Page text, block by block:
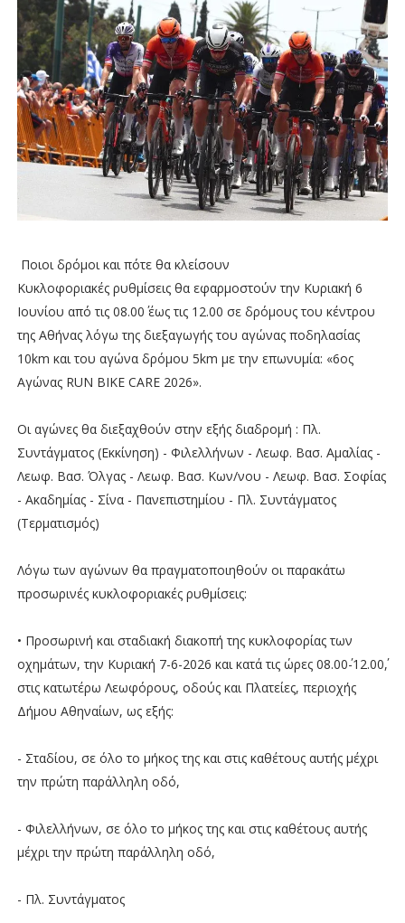
Ποιοι δρόμοι και πότε θα κλείσουν
Κυκλοφοριακές ρυθμίσεις θα εφαρμοστούν την Κυριακή 6
Ιουνίου από τις 08.00΄ έως τις 12.00 σε δρόμους του κέντρου
της Αθήνας λόγω της διεξαγωγής του αγώνας ποδηλασίας
10km και του αγώνα δρόμου 5km με την επωνυμία: «6ος
Αγώνας RUN BIKE CARE 2026».
Οι αγώνες θα διεξαχθούν στην εξής διαδρομή : Πλ.
Συντάγματος (Εκκίνηση) - Φιλελλήνων - Λεωφ. Βασ. Αμαλίας -
Λεωφ. Βασ. Όλγας - Λεωφ. Βασ. Κων/νου - Λεωφ. Βασ. Σοφίας
- Ακαδημίας - Σίνα - Πανεπιστημίου - Πλ. Συντάγματος
(Τερματισμός)
Λόγω των αγώνων θα πραγματοποιηθούν οι παρακάτω
προσωρινές κυκλοφοριακές ρυθμίσεις:
• Προσωρινή και σταδιακή διακοπή της κυκλοφορίας των
οχημάτων, την Κυριακή 7-6-2026 και κατά τις ώρες 08.00΄-12.00΄,
στις κατωτέρω Λεωφόρους, οδούς και Πλατείες, περιοχής
Δήμου Αθηναίων, ως εξής:
- Σταδίου, σε όλο το μήκος της και στις καθέτους αυτής μέχρι
την πρώτη παράλληλη οδό,
- Φιλελλήνων, σε όλο το μήκος της και στις καθέτους αυτής
μέχρι την πρώτη παράλληλη οδό,
- Πλ. Συντάγματος